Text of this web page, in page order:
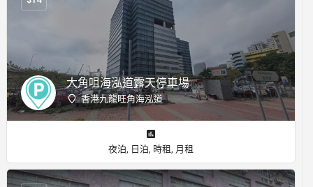
大角咀海泓道露天停車場
香港九龍旺角海泓道
夜泊, 日泊, 時租, 月租